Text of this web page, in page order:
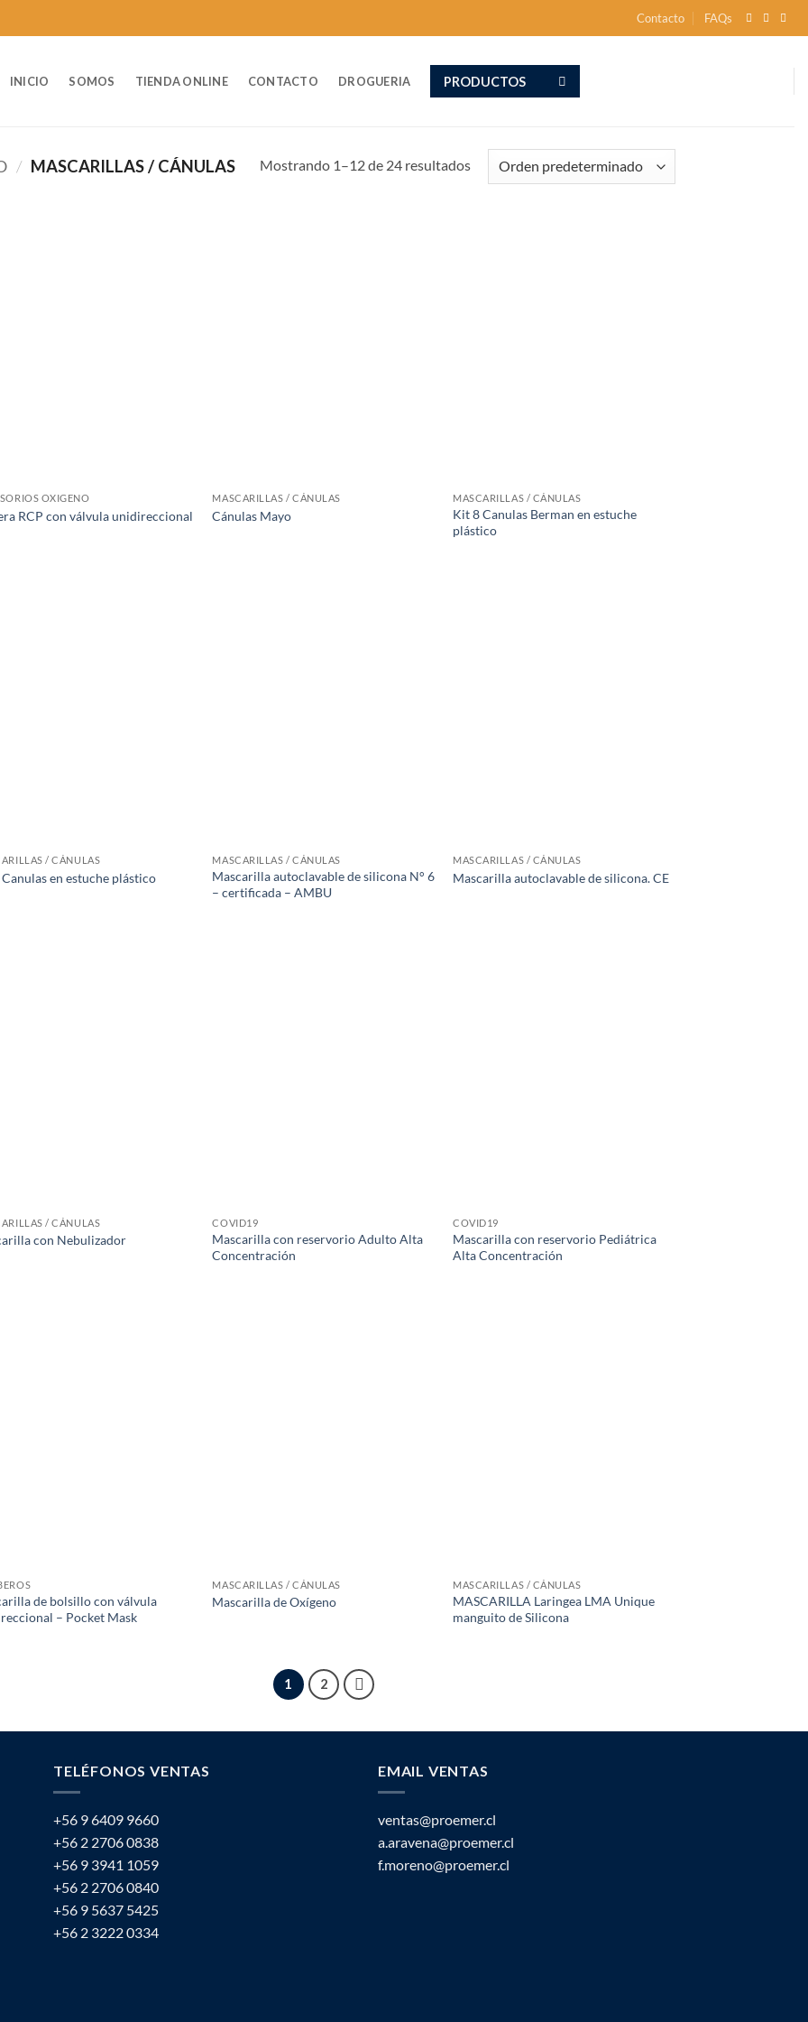
Contacto FAQs
INICIO SOMOS TIENDA ONLINE CONTACTO DROGUERIA PRODUCTOS
/ MASCARILLAS / CÁNULAS Mostrando 1–12 de 24 resultados
OXIGENO
RCP con válvula unidireccional
MASCARILLAS / CÁNULAS
Cánulas Mayo
MASCARILLAS / CÁNULAS
Kit 8 Canulas Berman en estuche
plástico
/ CÁNULAS
en estuche plástico
MASCARILLAS / CÁNULAS
Mascarilla autoclavable de silicona N° 6
– certificada – AMBU
MASCARILLAS / CÁNULAS
Mascarilla autoclavable de silicona. CE
/ CÁNULAS
con Nebulizador
COVID19
Mascarilla con reservorio Adulto Alta
Concentración
COVID19
Mascarilla con reservorio Pediátrica
Alta Concentración
de bolsillo con válvula
– Pocket Mask
MASCARILLAS / CÁNULAS
Mascarilla de Oxígeno
MASCARILLAS / CÁNULAS
MASCARILLA Laringea LMA Unique
manguito de Silicona
1 2
TELÉFONOS VENTAS
+56 9 6409 9660
+56 2 2706 0838
+56 9 3941 1059
+56 2 2706 0840
+56 9 5637 5425
+56 2 3222 0334
EMAIL VENTAS
ventas@proemer.cl
a.aravena@proemer.cl
f.moreno@proemer.cl